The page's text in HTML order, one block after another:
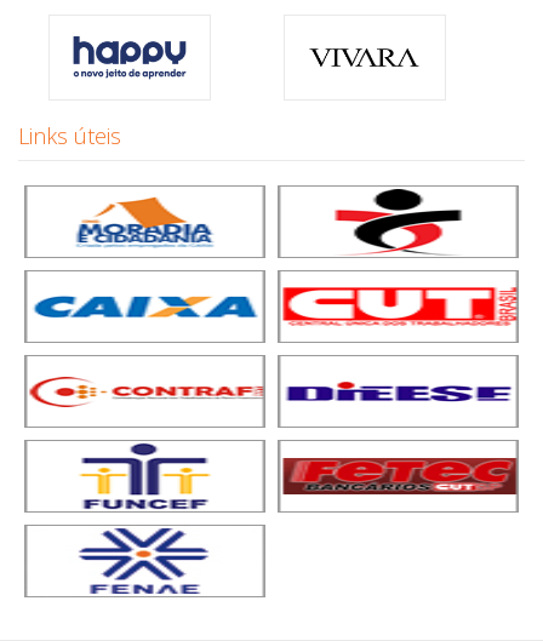
Links úteis